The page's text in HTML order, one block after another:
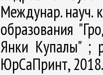
Междунар. науч.
образования
Янки Купалы" ;
ЮрСаПринт,